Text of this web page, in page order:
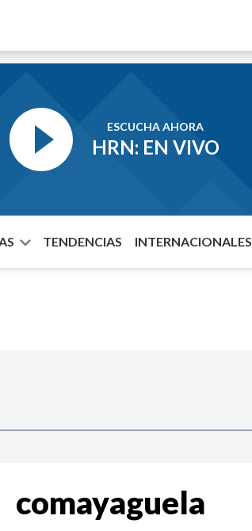
ESCUCHA AHORA
HRN: EN VIVO
TENDENCIAS INTERNACIONALES
comayaguela